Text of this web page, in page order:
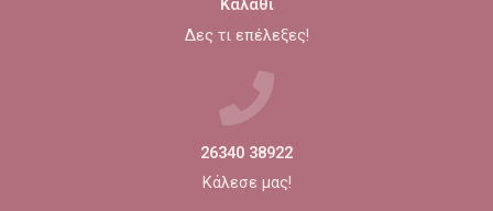
Καλάθι
Δες τι επέλεξες!
26340 38922
Κάλεσε μας!